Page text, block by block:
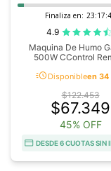
Finaliza en:
4.9
Maquina De Humo
500W CControl
acuteDisponibleen 34
$122.453
$67.349
45% OFF
DESDE 6 CUOTAS SIN